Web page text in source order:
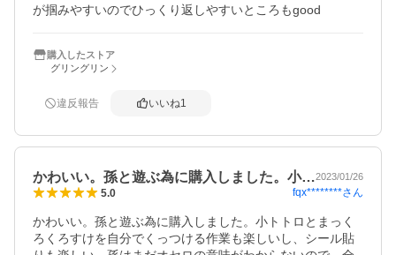
が掴みやすいのでひっくり返しやすいところもgood
購入したストア
グリングリン
違反報告 いいね1
かわいい。孫と遊ぶ為に購入しました。小…2023/01/26
5.0 fqx********さん
かわいい。孫と遊ぶ為に購入しました。小トトロとまっく
ろくろすけを自分でくっつける作業も楽しいし、シール貼